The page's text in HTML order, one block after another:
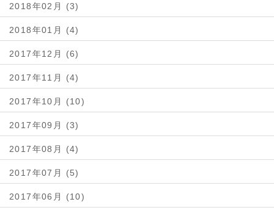
2018年02月 (3)
2018年01月 (4)
2017年12月 (6)
2017年11月 (4)
2017年10月 (10)
2017年09月 (3)
2017年08月 (4)
2017年07月 (5)
2017年06月 (10)